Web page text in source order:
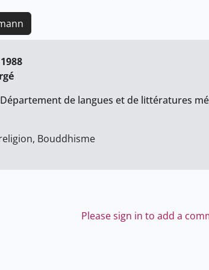
de langues et de littératures
Bouddhisme
Please sign in to add a